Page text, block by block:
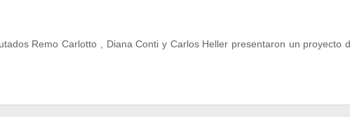
Remo Carlotto , Diana Conti y Carlos Heller presentaron un proyecto